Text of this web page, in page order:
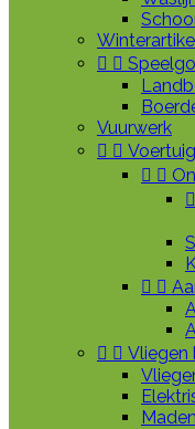
 
Vuurwerk
 
 

 
  Vliegen